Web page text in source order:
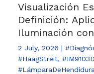
Visualización
Definición:
Iluminación
2 July, 2026 |
#HaagStreit, #IM9103D
#LámparaDeHendidura